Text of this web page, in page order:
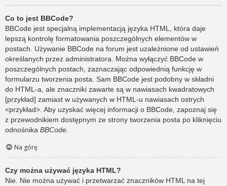
Co to jest BBCode?
BBCode jest specjalną implementacją języka HTML, która daje
lepszą kontrolę formatowania poszczególnych elementów w
postach. Używanie BBCode na forum jest uzależnione od ustawień
określanych przez administratora. Można wyłączyć BBCode w
poszczególnych postach, zaznaczając odpowiednią funkcję w
formularzu tworzenia posta. Sam BBCode jest podobny w składni
do HTML-a, ale znaczniki zawarte są w nawiasach kwadratowych
[przykład] zamiast w używanych w HTML-u nawiasach ostrych
<przykład>. Aby uzyskać więcej informacji o BBCode, zapoznaj się
z przewodnikiem dostępnym ze strony tworzenia posta po kliknięciu
odnośnika BBCode
Na górę
Czy można używać języka HTML?
Nie. Nie można używać i przetwarzać znaczników HTML na tej